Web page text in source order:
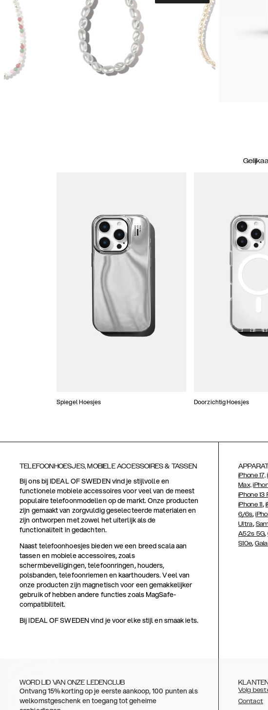
Spiegel Hoesjes Doorzichtig Hoesjes
TELEFOONHOESJES, MOBIELE ACCESSOIRES & TASSEN
Bij ons bij IDEAL OF SWEDEN vind je stijlvolle en
functionele mobiele accessoires voor veel van de meest
populaire telefoonmodellen op de markt. Onze producten
zijn gemaakt van zorgvuldig geselecteerde materialen en
zijn ontworpen met zowel het uiterlijk als de
functionaliteit in gedachten.
Naast telefoonhoesjes bieden we een breed scala aan
tassen en mobiele accessoires, zoals
schermbeveiligingen, telefoonringen, houders,
polsbanden, telefoonriemen en kaarthouders. Veel van
onze producten zijn magnetisch voor een gemakkelijker
gebruik of hebben andere functies zoals MagSafe-
compatibiliteit.
Bij IDEAL OF SWEDEN vind je voor elke stijl en smaak iets.
iPhone 17,
Max,
iPhone 13
iPhone 11,
6/6s,
Ultra,
A52s 5G,
S10e,
WORD LID VAN ONZE LEDENCLUB
Ontvang 15% korting op je eerste aankoop, 100 punten als
welkomstgeschenk en toegang tot geheime
Volg
Contact